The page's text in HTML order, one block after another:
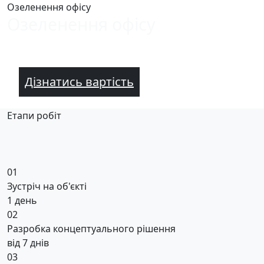
Озеленення офісу
Дізнатись вартість
Етапи робіт
01
Зустріч на об'єкті
1 день
02
Разробка концептуального рішення
від 7 днів
03